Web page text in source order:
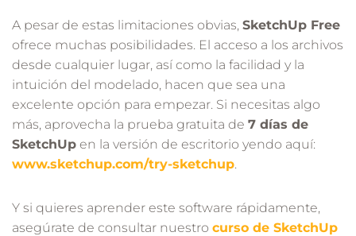
A pesar de estas limitaciones obvias, SketchUp Free
ofrece muchas posibilidades. El acceso a los archivos
desde cualquier lugar, así como la facilidad y la
intuición del modelado, hacen que sea una
excelente opción para empezar. Si necesitas algo
más, aprovecha la prueba gratuita de 7 días de
SketchUp en la versión de escritorio yendo aquí:
www.sketchup.com/try-sketchup.
Y si quieres aprender este software rápidamente,
asegúrate de consultar nuestro curso de SketchUp